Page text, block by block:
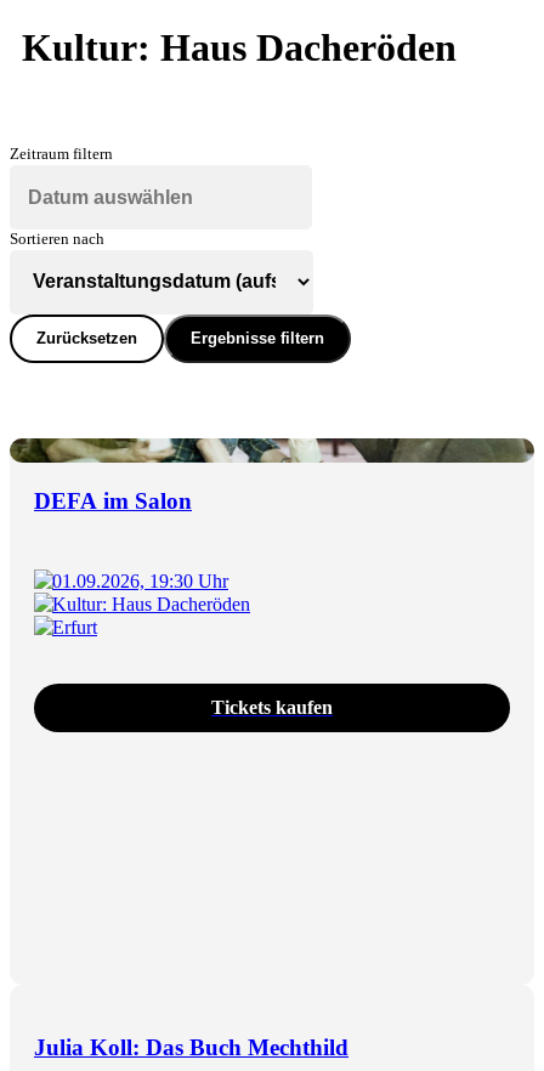
Kultur: Haus Dacheröden
Zeitraum filtern
Sortieren nach
Zurücksetzen Ergebnisse filtern
DEFA im Salon
01.09.2026, 19:30 Uhr
Kultur: Haus Dacheröden
Erfurt
Tickets kaufen
Julia Koll: Das Buch Mechthild